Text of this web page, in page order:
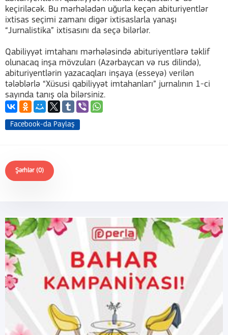
keçiriləcək. Bu mərhələdən uğurla keçən abituriyentlər
ixtisas seçimi zamanı digər ixtisaslarla yanaşı
“Jurnalistika” ixtisasını da seçə bilərlər.
Qabiliyyət imtahanı mərhələsində abituriyentlərə təklif
olunacaq inşa mövzuları (Azərbaycan və rus dilində),
abituriyentlərin yazacaqları inşaya (esseyə) verilən
tələblərlə “Xüsusi qabiliyyət imtahanları” jurnalının 1-ci
sayında tanış ola bilərsiniz.
Facebook-da Paylaş
Şərhlər (0)